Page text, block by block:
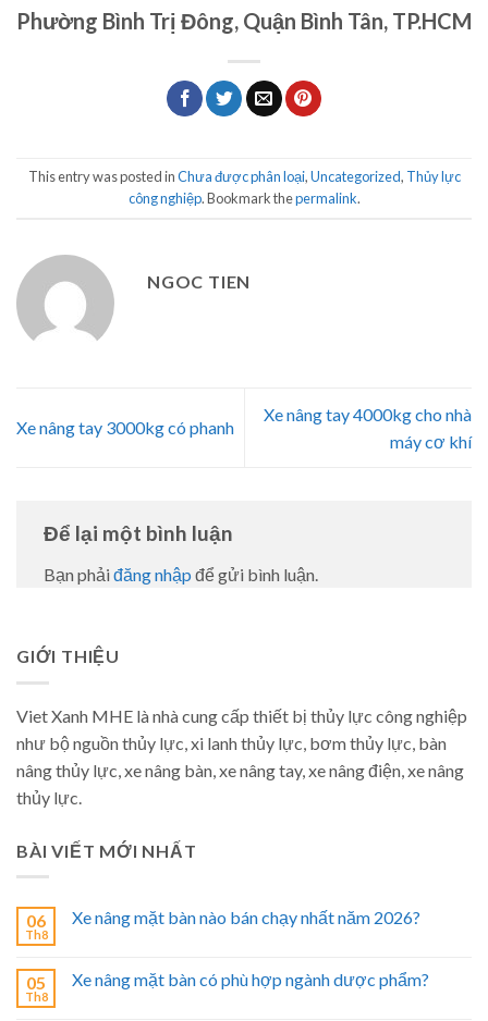
Phường Bình Trị Đông, Quận Bình Tân, TP.HCM
This entry was posted inChưa được phân loại,Uncategorized, Thủy lực
công nghiệp. Bookmark thepermalink.
NGOC TIEN
Xe nâng tay 3000kg có phanh
Xe nâng tay 4000kg cho nhà
máy cơ khí
Để lại một bình luận
Bạn phải đăng nhập để gửi bình luận.
GIỚI THIỆU
Viet Xanh MHE là nhà cung cấp thiết bị thủy lực công nghiệp
như bộ nguồn thủy lực, xi lanh thủy lực, bơm thủy lực, bàn
nâng thủy lực, xe nâng bàn, xe nâng tay, xe nâng điện, xe nâng
thủy lực.
BÀI VIẾT MỚI NHẤT
06
Th8
Xe nâng mặt bàn nào bán chạy nhất năm 2026?
05
Th8
Xe nâng mặt bàn có phù hợp ngành dược phẩm?